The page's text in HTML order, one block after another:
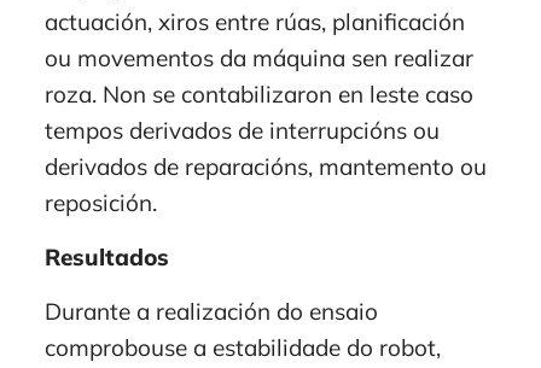
actuación, xiros entre rúas, planificación
ou movementos da máquina sen realizar
roza. Non se contabilizaron en leste caso
tempos derivados de interrupcións ou
derivados de reparacións, mantemento ou
reposición.
Resultados
Durante a realización do ensaio
comprobouse a estabilidade do robot,